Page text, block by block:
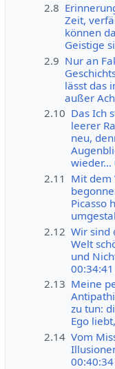
2.8
Zeit,
können
Geistige
2.9 Nur an
lässt das
außer
2.10 Das Ich
leerer
neu,
wieder…
2.11 Mit dem
Picasso
2.12 Wir sind
Welt
und
00:34:41
2.13 Meine
zu tun:
Ego
2.14 Vom
00:40:34